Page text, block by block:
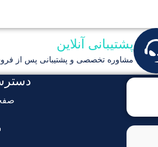
پشتیبانی آنلاین
مشاوره تخصصی و پشتیبانی پس از